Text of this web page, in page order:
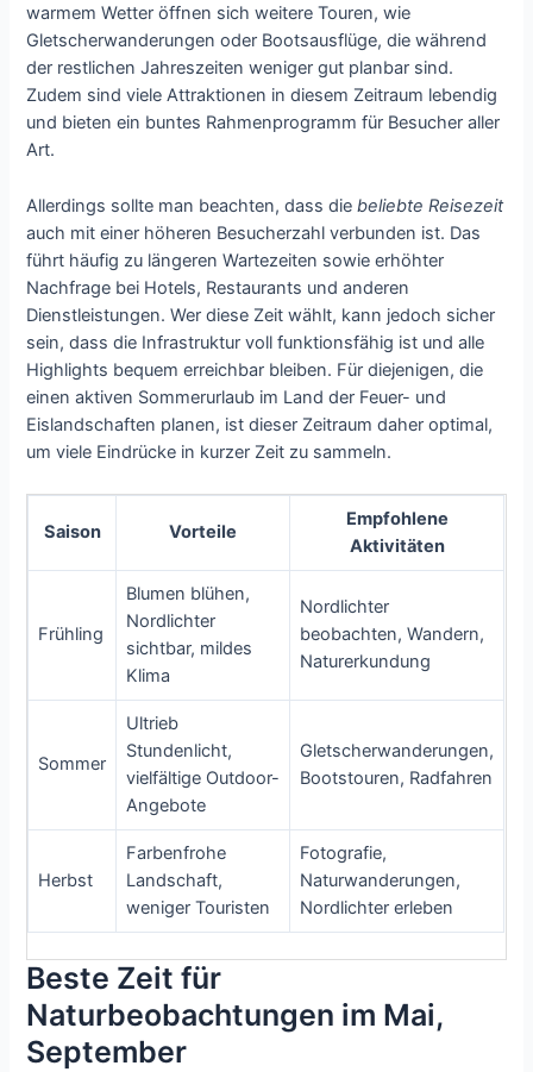
warmem Wetter öffnen sich weitere Touren, wie
Gletscherwanderungen oder Bootsausflüge, die während
der restlichen Jahreszeiten weniger gut planbar sind.
Zudem sind viele Attraktionen in diesem Zeitraum lebendig
und bieten ein buntes Rahmenprogramm für Besucher aller
Art.
Allerdings sollte man beachten, dass diebeliebte Reisezeit
auch mit einer höheren Besucherzahl verbunden ist. Das
führt häufig zu längeren Wartezeiten sowie erhöhter
Nachfrage bei Hotels, Restaurants und anderen
Dienstleistungen. Wer diese Zeit wählt, kann jedoch sicher
sein, dass die Infrastruktur voll funktionsfähig ist und alle
Highlights bequem erreichbar bleiben. Für diejenigen, die
einen aktiven Sommerurlaub im Land der Feuer- und
Eislandschaften planen, ist dieser Zeitraum daher optimal,
um viele Eindrücke in kurzer Zeit zu sammeln.
Saison Vorteile
Empfohlene
Aktivitäten
Frühling
Blumen blühen,
Nordlichter
sichtbar, mildes
Klima
Nordlichter
beobachten, Wandern,
Naturerkundung
Sommer
Ultrieb
Stundenlicht,
vielfältige Outdoor-
Angebote
Gletscherwanderungen,
Bootstouren, Radfahren
Herbst
Farbenfrohe
Landschaft,
weniger Touristen
Fotografie,
Naturwanderungen,
Nordlichter erleben
Beste Zeit für
Naturbeobachtungen im Mai,
September